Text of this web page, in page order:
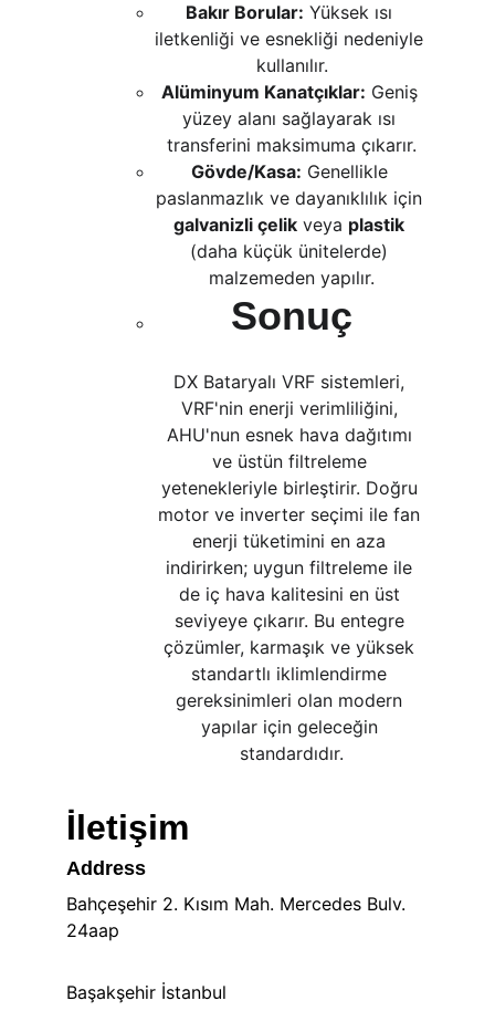
Bakır Borular: Yüksek ısı
iletkenliği ve esnekliği nedeniyle
kullanılır.
Alüminyum Kanatçıklar: Geniş
yüzey alanı sağlayarak ısı
transferini maksimuma çıkarır.
Gövde/Kasa: Genellikle
paslanmazlık ve dayanıklılık için
galvanizli çelik veya plastik
(daha küçük ünitelerde)
malzemeden yapılır.
Sonuç
DX Bataryalı VRF sistemleri,
VRF'nin enerji verimliliğini,
AHU'nun esnek hava dağıtımı
ve üstün filtreleme
yetenekleriyle birleştirir. Doğru
motor ve inverter seçimi ile fan
enerji tüketimini en aza
indirirken; uygun filtreleme ile
de iç hava kalitesini en üst
seviyeye çıkarır. Bu entegre
çözümler, karmaşık ve yüksek
standartlı iklimlendirme
gereksinimleri olan modern
yapılar için geleceğin
standardıdır.
İletişim
Address
Bahçeşehir 2. Kısım Mah. Mercedes Bulv.
24aap
Başakşehir İstanbul